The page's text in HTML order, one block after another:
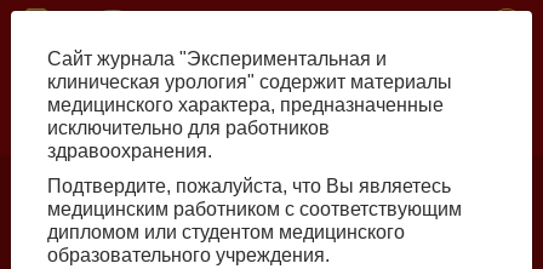
Перейти
основному
содержанию
Номер №2, 2026
Сайт журнала "Экспериментальная и
клиническая урология" содержит материалы
медицинского характера, предназначенные
исключительно для работников
здравоохранения.
Подтвердите, пожалуйста, что Вы являетесь
медицинским работником с соответствующим
дипломом или студентом медицинского
образовательного учреждения.